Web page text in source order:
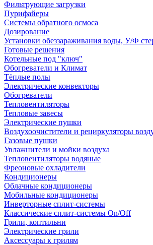
Фильтрующие загрузки
Пурифайеры
Системы обратного осмоса
Дозирование
Установки обеззараживания воды, У/Ф
Готовые решения
Котельные под "ключ"
Обогреватели и Климат
Тёплые полы
Электрические конвекторы
Обогреватели
Тепловентиляторы
Тепловые завесы
Электрические пушки
Воздухоочистители и рециркуляторы
Газовые пушки
Увлажнители и мойки воздуха
Тепловентиляторы водяные
Фреоновые охладители
Кондиционеры
Облачные кондиционеры
Мобильные кондиционеры
Инверторные сплит-системы
Классические сплит-системы On/Off
Грили, коптильни
Электрические грили
Аксессуары к грилям